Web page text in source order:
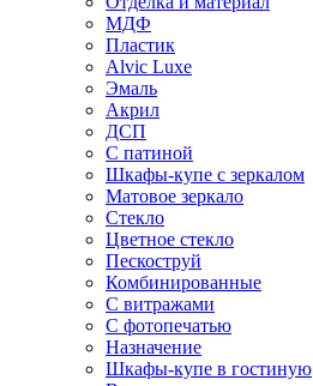
МДФ
Пластик
Alvic Luxe
Эмаль
Акрил
ДСП
С патиной
Шкафы-купе с зеркалом
Матовое зеркало
Стекло
Цветное стекло
Пескоструй
Комбинированные
С витражами
С фотопечатью
Назначение
Шкафы-купе в гостиную